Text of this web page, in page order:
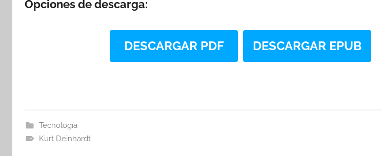
Opciones de descarga:
DESCARGAR PDF DESCARGAR EPUB
Tecnología
Kurt Deinhardt